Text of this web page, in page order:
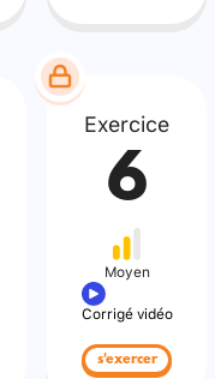
Exercice
6
Moyen
Corrigé vidéo
s'exercer